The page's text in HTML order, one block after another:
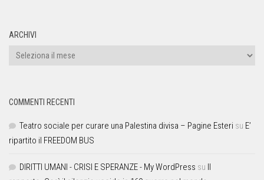
ARCHIVI
COMMENTI RECENTI
Teatro sociale per curare una Palestina divisa – Pagine Esteri su E’
ripartito il FREEDOM BUS
DIRITTI UMANI - CRISI E SPERANZE - My WordPress su